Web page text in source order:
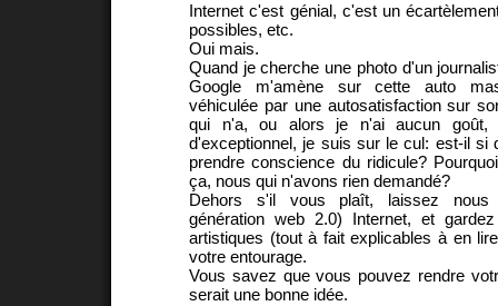
Internet c'est génial, c'est un
possibles, etc.
Oui mais.
Quand je cherche une photo d'un
Google m'amène sur cette auto
véhiculée par une autosatisfaction sur
qui n'a, ou alors je n'ai aucun goût,
d'exceptionnel, je suis sur le cul: est-il si
prendre conscience du ridicule?
ça, nous qui n'avons rien demandé?
Dehors s'il vous plaît, laissez
génération web 2.0) Internet, et
artistiques (tout à fait explicables à en
votre entourage.
Vous savez que vous pouvez rendre
serait une bonne idée.